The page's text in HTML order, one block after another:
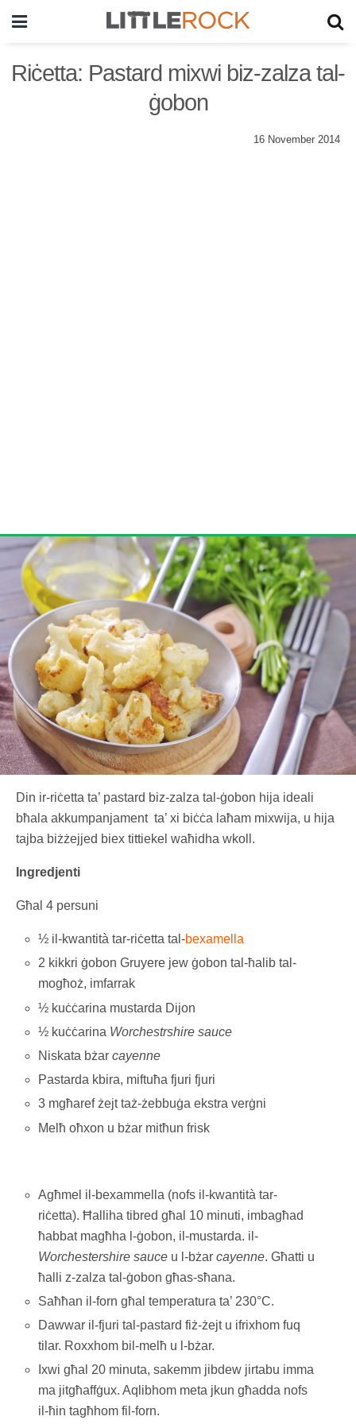
Riċetta: Pastard mixwi biz-zalza tal-
ġobon
16 November 2014
Din ir-riċetta ta’ pastard biz-zalza tal-ġobon hija ideali
bħala akkumpanjament ta’ xi biċċa laħam mixwija, u hija
tajba biżżejjed biex tittiekel waħidha wkoll.
Ingredjenti
Għal 4 persuni
½ il-kwantità tar-riċetta tal-bexamella
2 kikkri ġobon Gruyere jew ġobon tal-ħalib tal-
mogħoż, imfarrak
½ kuċċarina mustarda Dijon
½ kuċċarina Worchestrshire sauce
Niskata bżarcayenne
Pastarda kbira, miftuħa fjuri fjuri
3 mgħaref żejt taż-żebbuġa ekstra verġni
Melħ oħxon u bżar mitħun frisk
Agħmel il-bexammella (nofs il-kwantità tar-
riċetta). Ħalliha tibred għal 10 minuti, imbagħad
ħabbat magħha l-ġobon, il-mustarda. il-
Worchestershire sauce u l-bżarcayenne. Għatti u
ħalli z-zalza tal-ġobon għas-sħana.
Saħħan il-forn għal temperatura ta’ 230°C.
Dawwar il-fjuri tal-pastard fiż-żejt u ifrixhom fuq
tilar. Roxxhom bil-melħ u l-bżar.
Ixwi għal 20 minuta, sakemm jibdew jirtabu imma
ma jitgħaffġux. Aqlibhom meta jkun għadda nofs
il-ħin tagħhom fil-forn.